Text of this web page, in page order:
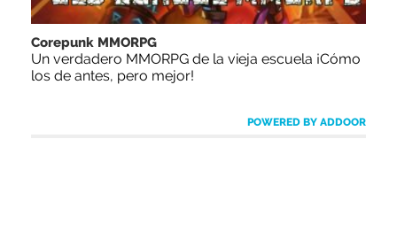
Corepunk MMORPG
Un verdadero MMORPG de la vieja escuela ¡Cómo
los de antes, pero mejor!
POWERED BY ADDOOR